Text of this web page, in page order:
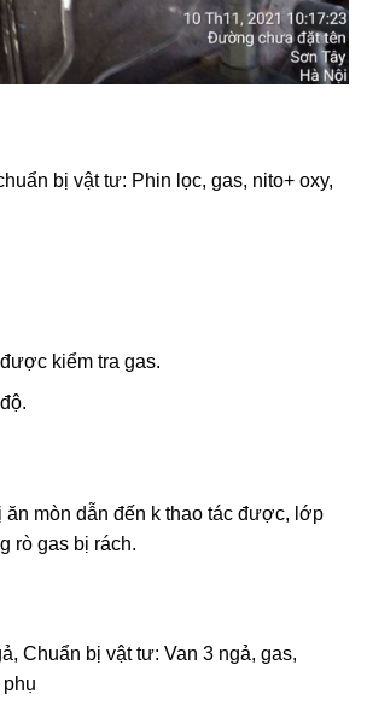
bị vật tư: Phin lọc, gas, nito+ oxy,
kiểm tra gas.
ăn mòn dẫn đến k thao tác được, lớp
rò gas bị rách.
Chuẩn bị vật tư: Van 3 ngả, gas,